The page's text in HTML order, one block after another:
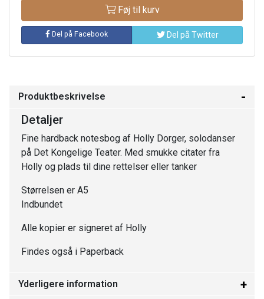
Føj til kurv
Del på Facebook Del på Twitter
Produktbeskrivelse
Detaljer
Fine hardback notesbog af Holly Dorger, solodanser
på Det Kongelige Teater. Med smukke citater fra
Holly og plads til dine rettelser eller tanker
Størrelsen er A5
Indbundet
Alle kopier er signeret af Holly
Findes også i Paperback
Yderligere information